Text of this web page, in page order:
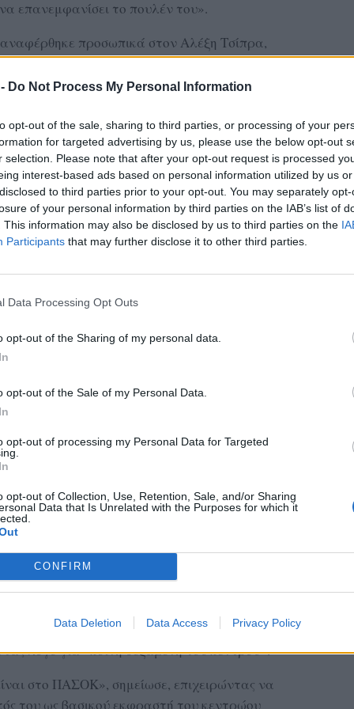
Do Not Process My Personal Information
opt-out of the sale, sharing to third parties, or processing of your
for targeted advertising by us, please use the below opt-out
selection. Please note that after your opt-out request is processed
interest-based ads based on personal information utilized by us
to third parties prior to your opt-out. You may separately
of your personal information by third parties on the IAB’s list of
This information may also be disclosed by us to third parties on the
Participants that may further disclose it to other third parties.
Data Processing Opt Outs
opt-out of the Sharing of my personal data.
opt-out of the Sale of my Personal Data.
opt-out of processing my Personal Data for Targeted
opt-out of Collection, Use, Retention, Sale, and/or Sharing
Data that Is Unrelated with the Purposes for which it
CONFIRM
Data Deletion Data Access Privacy Policy
επανεμφανίσει το πουλέν του».
προσωπικά στον Αλέξη Τσίπρα,
θλίψη» το γεγονός ότι ένας πρώην
από την Αριστερά, αποδέχεται –
του Μητσοτάκη» αλλά και ως «πουλέν
ΔΙΑΦΗΜΙΣΗ
διερωτήθηκε χαρακτηριστικά, αφήνοντας
πρώην πρωθυπουργού και τον τρόπο με τον
στη δημόσια ζωή.
ο βουλευτής του ΠΑΣΟΚ υποστήριξε
χώρος που αντλεί ψήφους απευθείας
λόγο για «κοινή δεξαμενή του κέντρου».
στο ΠΑΣΟΚ», σημείωσε, επιχειρώντας να
του ως βασικού εκφραστή του κεντρώου